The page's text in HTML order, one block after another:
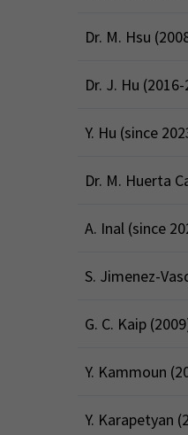
Dr. M. Hsu
Dr. J. Hu
Y. Hu (since
Dr. M. Huerta
A. Inal (since
S. Jimenez-
G. C. Kaip
Y. Kammoun
Y. Karapetyan